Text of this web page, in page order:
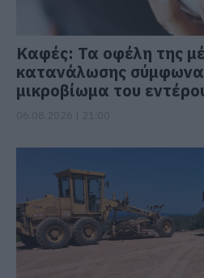
Καφές: Τα οφέλη της
κατανάλωσης σύμφωνα
μικροβίωμα του